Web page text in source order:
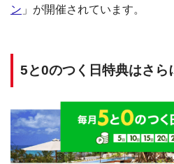
ン 」が開催されています。
5と0のつく日特典はさら